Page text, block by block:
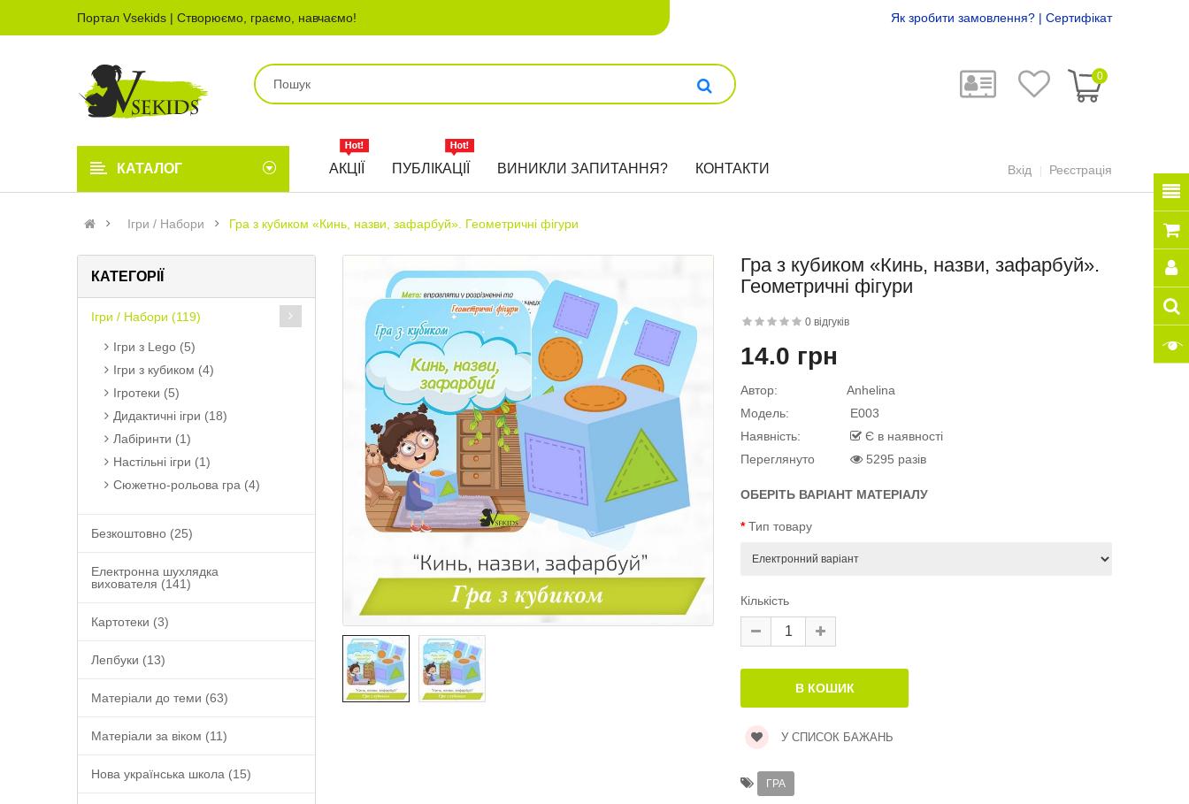
Портал Vsekids | Створюємо, граємо, навчаємо! Як зробити замовлення? | Сертифікат
0
КАТАЛОГ АКЦІЇ ПУБЛІКАЦІЇ ВИНИКЛИ ЗАПИТАННЯ? КОНТАКТИ Вхід Реєстрація
Ігри / Набори Гра з кубиком «Кинь, назви, зафарбуй». Геометричні фігури
КАТЕГОРІЇ
Ігри / Набори (119)
Ігри з Lego (5)
Ігри з кубиком (4)
Ігротеки (5)
Дидактичні ігри (18)
Лабіринти (1)
Настільні ігри (1)
Сюжетно-рольова гра (4)
Безкоштовно (25)
Електронна шухлядка
вихователя (141)
Картотеки (3)
Лепбуки (13)
Матеріали до теми (63)
Матеріали за віком (11)
Нова українська школа (15)
Гра з кубиком «Кинь, назви, зафарбуй».
Геометричні фігури
0 відгуків
14.0 грн
Автор:
Anhelina
Модель:
E003
Наявність:
Є в наявності
Переглянуто
5295 разів
ОБЕРІТЬ ВАРІАНТ МАТЕРІАЛУ
Тип товару
Кількість
У СПИСОК БАЖАНЬ
ГРА